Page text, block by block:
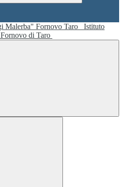
Istituto
Fornovo di Taro